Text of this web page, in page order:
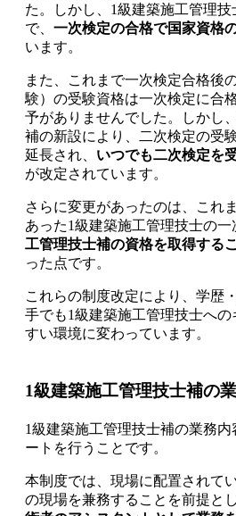
た。しかし、1級建築施工管理
で、 一次検定の合格で国家資格
います。
また、これまで一次検定合格後
験）の受験資格は一次検定に合
予がありませんでした。しかし
補の新設により、二次検定の受
延長され、 いつでも二次検定を
が改定されています。
さらに変更があったのは、これ
あった1級建築施工管理技士の一
工管理技士補の資格を取得する
った点です。
これらの制度改定により、学歴
手でも1級建築施工管理技士へ
すい環境に変わっています。
1級建築施工管理技士補の
1級建築施工管理技士補の業務
ートを行うことです。
本制度では、現場に配置されて
の現場を兼務することを前提と